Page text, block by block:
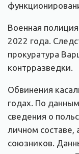
Военная
2022 года.
прокуратура
контрразведки.
Обвинения
годах. По
сведения о
личном составе,
союзников.